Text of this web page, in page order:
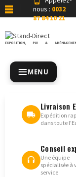
nous : 0032
87 84 10 21
EXPOSITION, PLV &
MENU
Livraison
Expédition
dans toute
Conseil
Une équipe
spécialisée à
service